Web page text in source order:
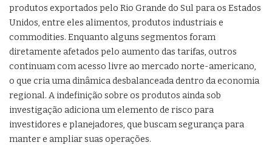
produtos exportados pelo Rio Grande do Sul para os Estados
Unidos, entre eles alimentos, produtos industriais e
commodities. Enquanto alguns segmentos foram
diretamente afetados pelo aumento das tarifas, outros
continuam com acesso livre ao mercado norte-americano,
o que cria uma dinâmica desbalanceada dentro da economia
regional. A indefinição sobre os produtos ainda sob
investigação adiciona um elemento de risco para
investidores e planejadores, que buscam segurança para
manter e ampliar suas operações.